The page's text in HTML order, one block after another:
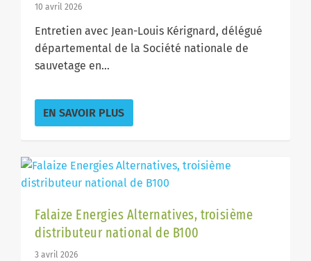
10 avril 2026
Entretien avec Jean-Louis Kérignard, délégué
départemental de la Société nationale de
sauvetage en...
EN SAVOIR PLUS
Falaize Energies Alternatives, troisième
distributeur national de B100
3 avril 2026